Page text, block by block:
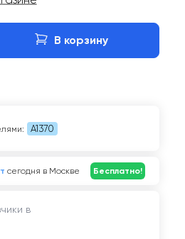
В корзину
A1370
сегодня в Москве Бесплатно!
в